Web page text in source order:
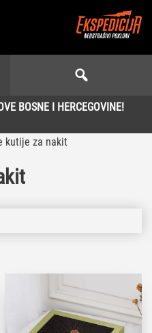
BOSNE I HERCEGOVINE!
kutije za nakit